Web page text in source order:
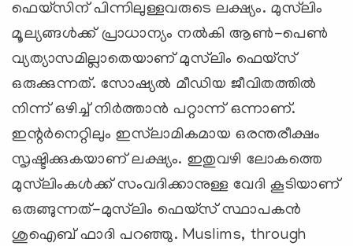
ഫെയ്സിന് പിന്നിലുള്ളവരുടെ ലക്ഷ്യം. മുസ്‍‌ലിം
മൂല്യങ്ങള്‍ക്ക് പ്രാധാന്യം നല്‍കി ആണ്‍-പെണ്‍
വ്യത്യാസമില്ലാതെയാണ് മുസ്‍ലിം ഫെയ്സ്
ഒരുക്കുന്നത്. സോഷ്യല്‍ മീഡിയ ജീവിതത്തില്‍
നിന്ന് ഒഴിച്ച് നിര്‍ത്താന്‍ പറ്റാന്ന് ഒന്നാണ്.
ഇന്റര്‍നെറ്റിലും ഇസ്‍ലാമികമായ ഒരന്തരീക്ഷം
സൃഷ്ടിക്കുകയാണ് ലക്ഷ്യം. ഇതുവഴി ലോകത്തെ
മുസ്‍ലിംകള്‍ക്ക് സംവദിക്കാനുള്ള വേദി കൂടിയാണ്
ഒരുങ്ങുന്നത്-മുസ്‍ലിം ഫെയ്സ് സ്ഥാപകന്‍
ശുഐബ് ഫാദി പറഞ്ഞു. Muslims, through